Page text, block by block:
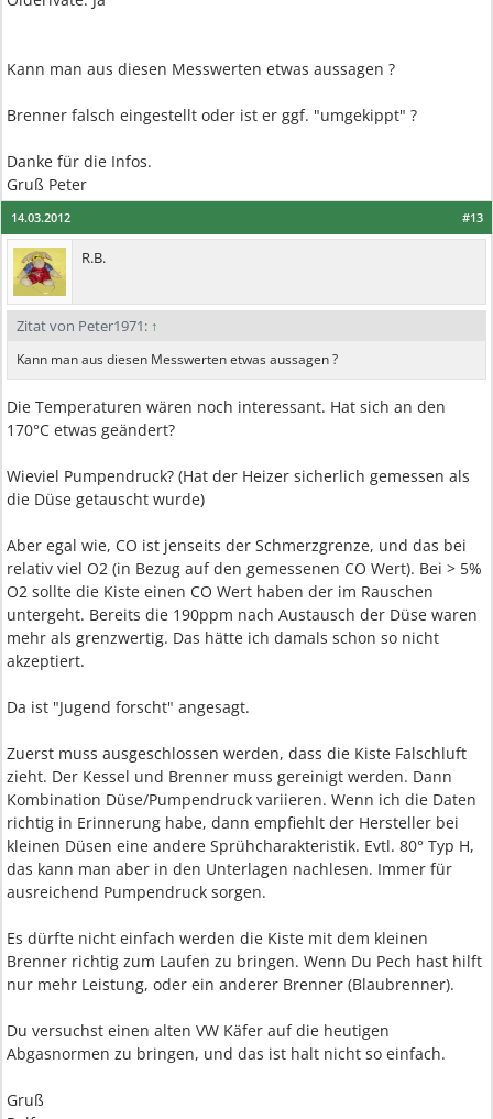
Kann man aus diesen Messwerten etwas aussagen ?
Brenner falsch eingestellt oder ist er ggf. "umgekippt" ?
Danke für die Infos.
Gruß Peter
#13
14.03.2012
R.B.
Zitat von Peter1971: ↑
Kann man aus diesen Messwerten etwas aussagen ?
Die Temperaturen wären noch interessant. Hat sich an den
170°C etwas geändert?
Wieviel Pumpendruck? (Hat der Heizer sicherlich gemessen als
die Düse getauscht wurde)
Aber egal wie, CO ist jenseits der Schmerzgrenze, und das bei
relativ viel O2 (in Bezug auf den gemessenen CO Wert). Bei > 5%
O2 sollte die Kiste einen CO Wert haben der im Rauschen
untergeht. Bereits die 190ppm nach Austausch der Düse waren
mehr als grenzwertig. Das hätte ich damals schon so nicht
akzeptiert.
Da ist "Jugend forscht" angesagt.
Zuerst muss ausgeschlossen werden, dass die Kiste Falschluft
zieht. Der Kessel und Brenner muss gereinigt werden. Dann
Kombination Düse/Pumpendruck variieren. Wenn ich die Daten
richtig in Erinnerung habe, dann empfiehlt der Hersteller bei
kleinen Düsen eine andere Sprühcharakteristik. Evtl. 80° Typ H,
das kann man aber in den Unterlagen nachlesen. Immer für
ausreichend Pumpendruck sorgen.
Es dürfte nicht einfach werden die Kiste mit dem kleinen
Brenner richtig zum Laufen zu bringen. Wenn Du Pech hast hilft
nur mehr Leistung, oder ein anderer Brenner (Blaubrenner).
Du versuchst einen alten VW Käfer auf die heutigen
Abgasnormen zu bringen, und das ist halt nicht so einfach.
Gruß